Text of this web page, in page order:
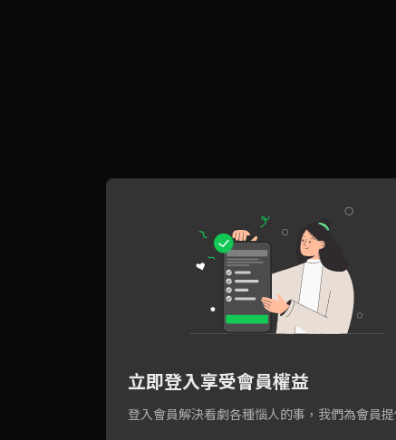
立即登入享受會員權益
登入會員解決看劇各種惱人的事，我們為會員